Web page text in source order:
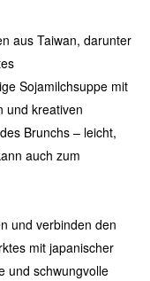
aus Taiwan, darunter
Sojamilchsuppe mit
und kreativen
Brunchs – leicht,
auch zum
und verbinden den
mit japanischer
und schwungvolle